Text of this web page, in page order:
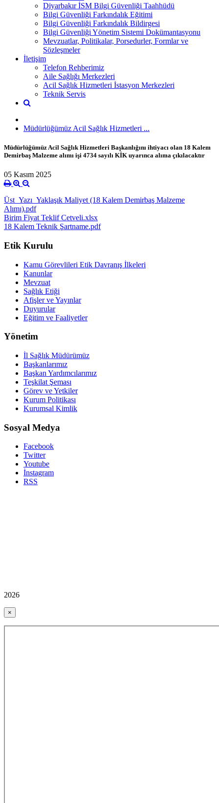
Diyarbakır İSM Bilgi Güvenliği Taahhüdü
Bilgi Güvenliği Farkındalık Eğitimi
Bilgi Güvenliği Farkındalık Bildirgesi
Bilgi Güvenliği Yönetim Sistemi Dokümantasyonu
Mevzuatlar, Politikalar, Porsedurler, Formlar ve
Sözleşmeler
İletişim
Telefon Rehberimiz
Aile Sağlığı Merkezleri
Acil Sağlık Hizmetleri İstasyon Merkezleri
Teknik Servis
Müdürlüğümüz Acil Sağlık Hizmetleri ...
Müdürlüğümüz Acil Sağlık Hizmetleri Başkanlığını ihtiyacı olan 18 Kalem
Demirbaş Malzeme alımı işi 4734 sayılı KİK uyarınca alıma çıkılacaktır
05 Kasım 2025
Üst_Yazı_Yaklaşık Maliyet (18 Kalem Demirbaş Malzeme
Alımı).pdf
Birim Fiyat Teklif Cetveli.xlsx
18 Kalem Teknik Şartname.pdf
Etik Kurulu
Kamu Görevlileri Etik Davranış İlkeleri
Kanunlar
Mevzuat
Sağlık Etiği
Afişler ve Yayınlar
Duyurular
Eğitim ve Faaliyetler
Yönetim
İl Sağlık Müdürümüz
Başkanlarımız
Başkan Yardımcılarımız
Teşkilat Şeması
Görev ve Yetkiler
Kurum Politikası
Kurumsal Kimlik
Sosyal Medya
Facebook
Twitter
Youtube
İnstagram
RSS
2026
×